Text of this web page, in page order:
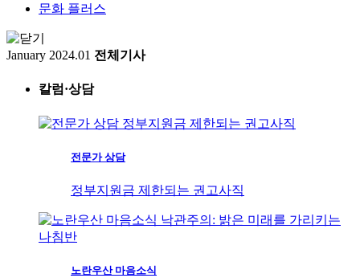
문화 플러스
January 2024.01 전체기사
칼럼·상담
전문가 상담
정부지원금 제한되는 권고사직
노란우산 마음소식